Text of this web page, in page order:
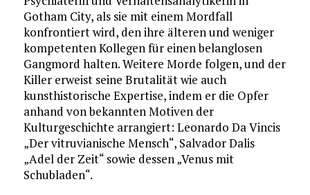
Gotham City, als sie mit einem Mordfall
konfrontiert wird, den ihre älteren und weniger
kompetenten Kollegen für einen belanglosen
Gangmord halten. Weitere Morde folgen, und der
Killer erweist seine Brutalität wie auch
kunsthistorische Expertise, indem er die Opfer
anhand von bekannten Motiven der
Kulturgeschichte arrangiert: Leonardo Da Vincis
„Der vitruvianische Mensch“, Salvador Dalis
„Adel der Zeit“ sowie dessen „Venus mit
Schubladen“.